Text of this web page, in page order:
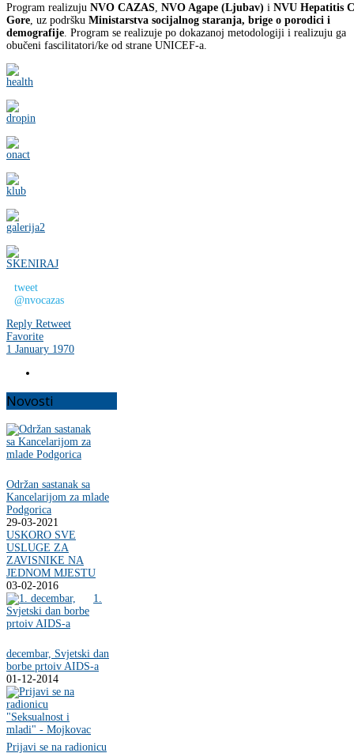
Program realizuju NVO CAZAS NVO Agape (Ljubav) i NVU Hepatitis
Gore , uz podršku Ministarstva socijalnog staranja, brige o porodici i
demografije . Program se realizuje po dokazanoj metodologiji i realizuju ga
obučeni fascilitatori/ke od strane UNICEF-a.
tweet
@nvocazas
Reply Retweet
Favorite
1 January 1970
Novosti
Održan sastanak sa
Kancelarijom za mlade
Podgorica
29-03-2021
USKORO SVE
USLUGE ZA
ZAVISNIKE NA
JEDNOM MJESTU
03-02-2016
1.
decembar, Svjetski dan
borbe prtoiv AIDS-a
01-12-2014
Prijavi se na radionicu